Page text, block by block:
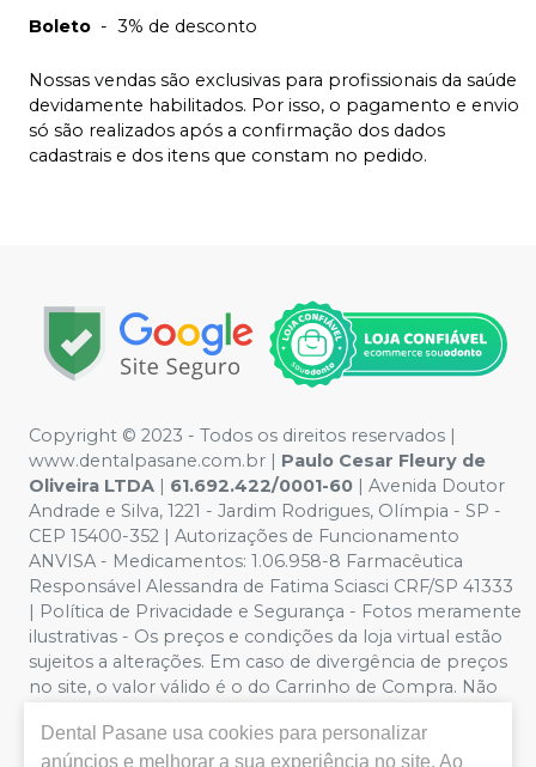
Boleto - 3% de desconto
Nossas vendas são exclusivas para profissionais da saúde
devidamente habilitados. Por isso, o pagamento e envio
só são realizados após a confirmação dos dados
cadastrais e dos itens que constam no pedido.
Copyright © 2023 - Todos os direitos reservados |
www.dentalpasane.com.br | Paulo Cesar Fleury de
Oliveira LTDA | 61.692.422/0001-60 | Avenida Doutor
Andrade e Silva, 1221 - Jardim Rodrigues, Olímpia - SP -
CEP 15400-352 | Autorizações de Funcionamento
ANVISA - Medicamentos: 1.06.958-8 Farmacêutica
Responsável Alessandra de Fatima Sciasci CRF/SP 41333
| Política de Privacidade e Segurança - Fotos meramente
ilustrativas - Os preços e condições da loja virtual estão
sujeitos a alterações. Em caso de divergência de preços
no site, o valor válido é o do Carrinho de Compra. Não
direito de não atender compras de grandes volumes
pelo site.Importante:Ofertas válidas enquanto
Dental Pasane usa cookies para personalizar
anúncios e melhorar a sua experiência no site. Ao